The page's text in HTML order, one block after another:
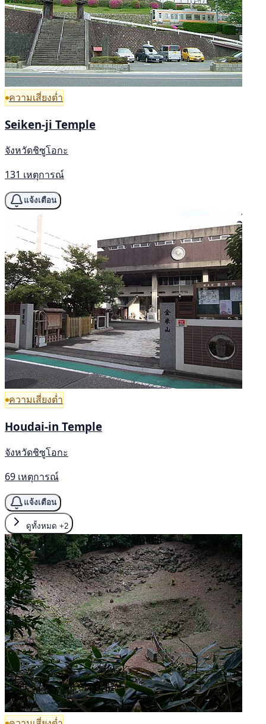
ความเสี่ยงต่ำ
Seiken-ji Temple
จังหวัดชิซูโอกะ
131 เหตุการณ์
แจ้งเตือน
ความเสี่ยงต่ำ
Houdai-in Temple
จังหวัดชิซูโอกะ
69 เหตุการณ์
แจ้งเตือน
ดูทั้งหมด +2